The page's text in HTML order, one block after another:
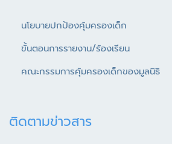
นโยบายปกป้องคุ้มครองเด็ก
ขั้นตอนการรายงาน/ร้องเรียน
คณะกรรมการคุ้มครองเด็กของมูลนิธิ
ติดตามข่าวสาร